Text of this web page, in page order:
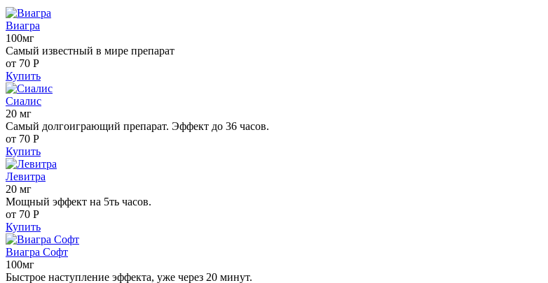
Виагра
100мг
Самый известный в мире препарат
от 70 Р
Купить
Сиалис
20 мг
Самый долгоиграющий препарат. Эффект до 36 часов.
от 70 Р
Купить
Левитра
20 мг
Мощный эффект на 5ть часов.
от 70 Р
Купить
Виагра Софт
100мг
Быстрое наступление эффекта, уже через 20 минут.